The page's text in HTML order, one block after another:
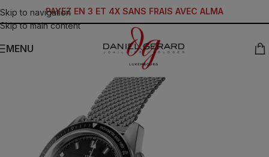
Skip to navigation
Skip to main content
PAYEZ EN 3 ET 4X SANS FRAIS AVEC ALMA
MENU